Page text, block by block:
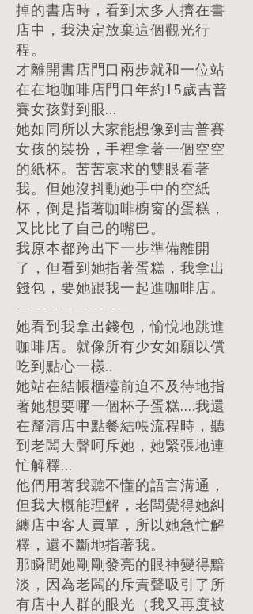
掉的書店時，看到太多人擠在書
店中，我決定放棄這個觀光行
程。
才離開書店門口兩步就和一位站
在在地咖啡店門口年約15歲吉普
賽女孩對到眼...
她如同所以大家能想像到吉普賽
女孩的裝扮，手裡拿著一個空空
的紙杯。苦苦哀求的雙眼看著
我。但她沒抖動她手中的空紙
杯，倒是指著咖啡櫥窗的蛋糕，
又比比了自己的嘴巴。
我原本都跨出下一步準備離開
了，但看到她指著蛋糕，我拿出
錢包，要她跟我一起進咖啡店。
————————
她看到我拿出錢包，愉悅地跳進
咖啡店。就像所有少女如願以償
吃到點心一樣..
她站在結帳櫃檯前迫不及待地指
著她想要哪一個杯子蛋糕....我還
在釐清店中點餐結帳流程時，聽
到老闆大聲呵斥她，她緊張地連
忙解釋...
他們用著我聽不懂的語言溝通，
但我大概能理解，老闆覺得她糾
纏店中客人買單，所以她急忙解
釋，還不斷地指著我。
那瞬間她剛剛發亮的眼神變得黯
淡，因為老闆的斥責聲吸引了所
有店中人群的眼光（我又再度被